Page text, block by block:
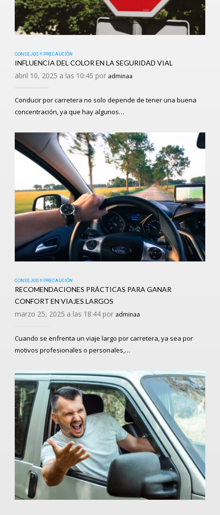
CONSEJOS Y PRECAUCIÓN
INFLUENCIA DEL COLOR EN LA SEGURIDAD VIAL
abril 10, 2025 a las 10:45 por adminaa
Conducir por carretera no solo depende de tener una buena
concentración, ya que hay algunos…
CONSEJOS Y PRECAUCIÓN
RECOMENDACIONES PRÁCTICAS PARA GANAR
CONFORT EN VIAJES LARGOS
marzo 25, 2025 a las 18:44 por adminaa
Cuando se enfrenta un viaje largo por carretera, ya sea por
motivos profesionales o personales,…